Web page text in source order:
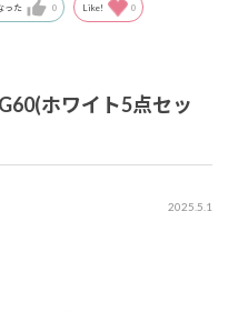
った 0 Like! 0
ホワイト5点セッ
2025.5.1